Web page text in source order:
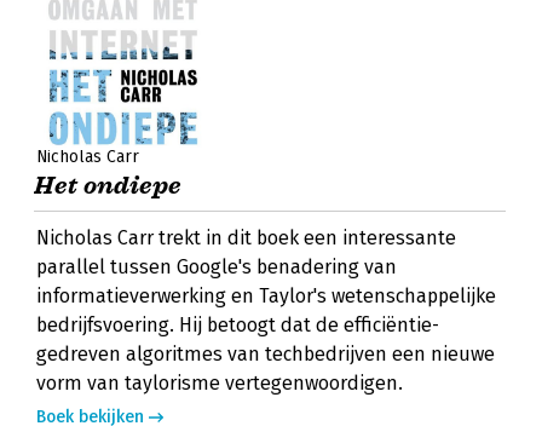
Nicholas Carr
Het ondiepe
Nicholas Carr trekt in dit boek een interessante
parallel tussen Google's benadering van
informatieverwerking en Taylor's wetenschappelijke
bedrijfsvoering. Hij betoogt dat de efficiëntie-
gedreven algoritmes van techbedrijven een nieuwe
vorm van taylorisme vertegenwoordigen.
Boek bekijken